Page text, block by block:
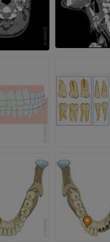
下肢血管造影
插画